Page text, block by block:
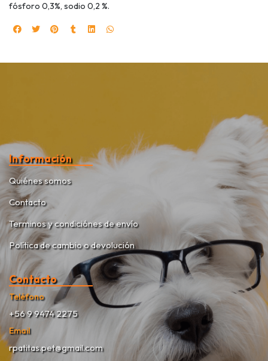
fósforo 0,3%, sodio 0,2 %.
Información
Quiénes somos
Contacto
Terminos y condiciónes de envío
Política de cambio o devolución
Contacto
Teléfono
+56 9 9474 2275
Email
rpatitas.pet@gmail.com